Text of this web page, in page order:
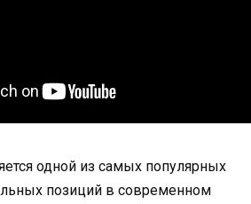
одной из самых популярных
позиций в современном